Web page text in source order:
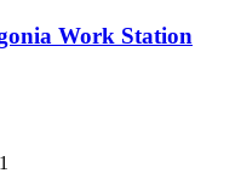
Work Station